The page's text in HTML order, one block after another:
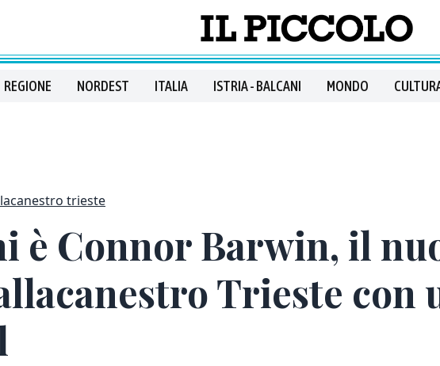
REGIONE NORDEST ITALIA ISTRIA - BALCANI MONDO
trieste
è Connor Barwin, il
Trieste con